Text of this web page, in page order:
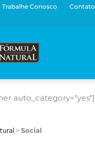
Trabalhe Conosco
Contato
auto_category="yes"]
> Social